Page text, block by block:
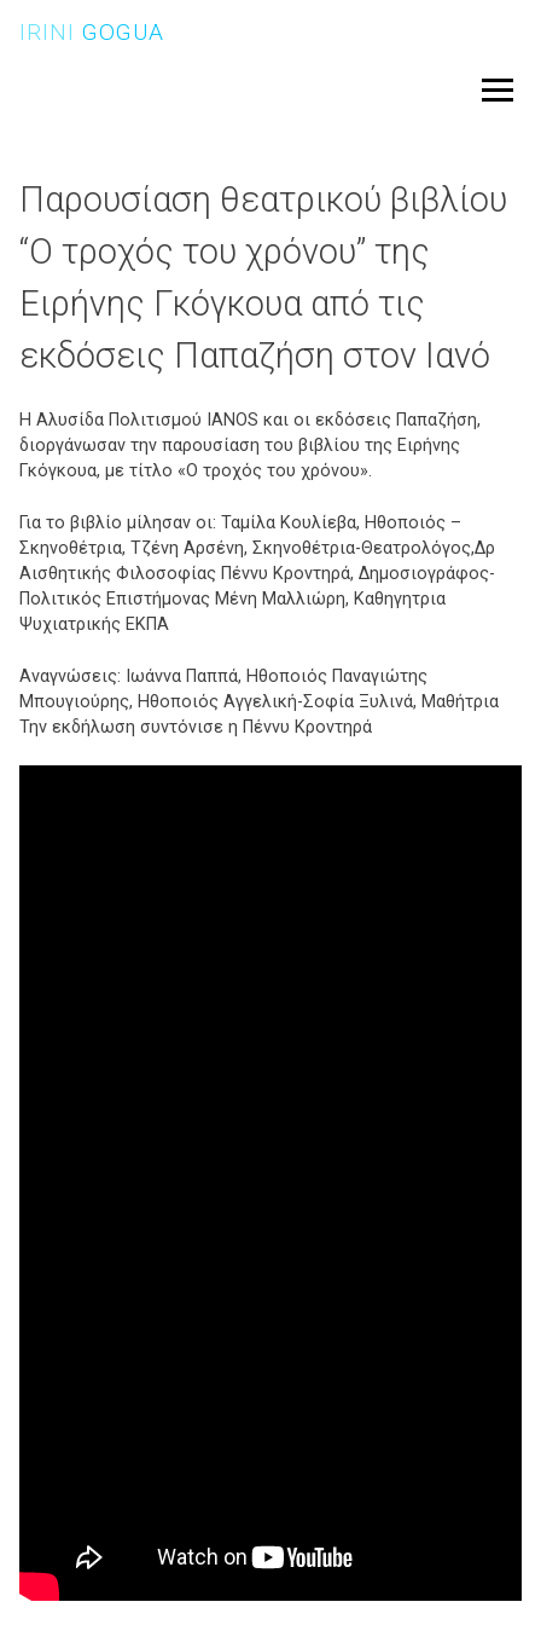
to
IRINI GOGUA
Παρουσίαση θεατρικού βιβλίου
“Ο τροχός του χρόνου” της
Ειρήνης Γκόγκουα από τις
εκδόσεις Παπαζήση στον Ιανό
Η Αλυσίδα Πολιτισμού IANOS και οι εκδόσεις Παπαζήση,
διοργάνωσαν την παρουσίαση του βιβλίου της Ειρήνης
Γκόγκουα, με τίτλο «Ο τροχός του χρόνου».
Για το βιβλίο μίλησαν οι: Ταμίλα Κουλίεβα, Ηθοποιός –
Σκηνοθέτρια, Τζένη Αρσένη, Σκηνοθέτρια-Θεατρολόγος,Δρ
Αισθητικής Φιλοσοφίας Πέννυ Κροντηρά, Δημοσιογράφος-
Πολιτικός Επιστήμονας Μένη Μαλλιώρη, Καθηγητρια
Ψυχιατρικής ΕΚΠΑ
Αναγνώσεις: Ιωάννα Παππά, Ηθοποιός Παναγιώτης
Μπουγιούρης, Ηθοποιός Αγγελική-Σοφία Ξυλινά, Μαθήτρια
Την εκδήλωση συντόνισε η Πέννυ Κροντηρά